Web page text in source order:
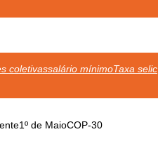
coletivassalário mínimoTaxa selic
1º de MaioCOP-30